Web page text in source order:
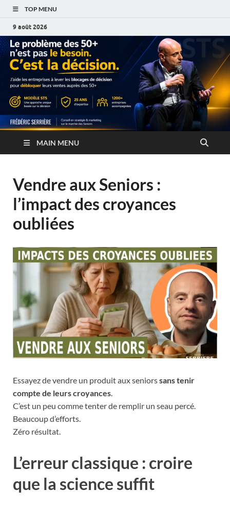
TOP MENU
9 août 2026
MAIN MENU
Vendre aux Seniors :
l’impact des croyances
oubliées
Essayez de vendre un produit aux seniorssans tenir
compte de leurs croyances
C’est un peu comme tenter de remplir un seau percé.
Beaucoup d’efforts.
Zéro résultat.
L’erreur classique : croire
que la science suffit